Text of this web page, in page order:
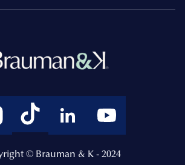
© Brauman & K - 2024